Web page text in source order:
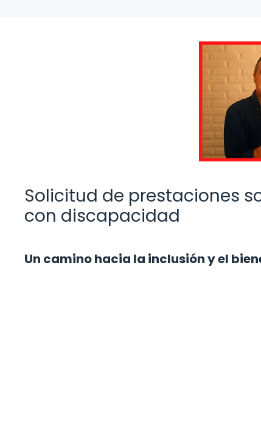
Solicitud de prestaciones
con discapacidad
Un camino hacia la inclusión y el